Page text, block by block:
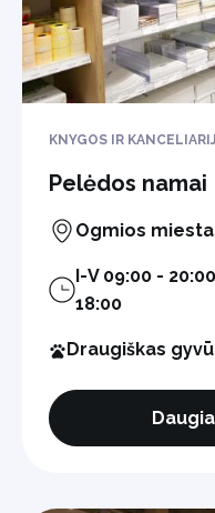
KNYGOS IR
Pelėdos namai
Ogmios
I-V 09:00 -
18:00
Draugiškas